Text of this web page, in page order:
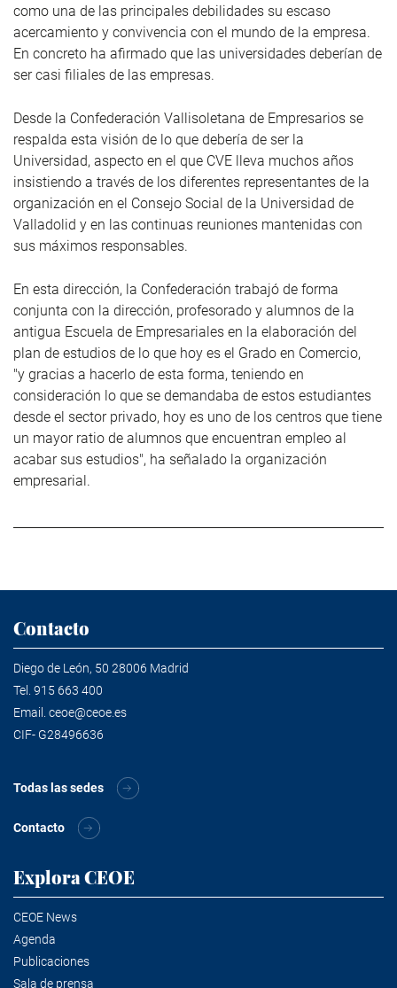
como una de las principales debilidades su escaso
acercamiento y convivencia con el mundo de la empresa.
En concreto ha afirmado que las universidades deberían de
ser casi filiales de las empresas.
Desde la Confederación Vallisoletana de Empresarios se
respalda esta visión de lo que debería de ser la
Universidad, aspecto en el que CVE lleva muchos años
insistiendo a través de los diferentes representantes de la
organización en el Consejo Social de la Universidad de
Valladolid y en las continuas reuniones mantenidas con
sus máximos responsables.
En esta dirección, la Confederación trabajó de forma
conjunta con la dirección, profesorado y alumnos de la
antigua Escuela de Empresariales en la elaboración del
plan de estudios de lo que hoy es el Grado en Comercio,
"y gracias a hacerlo de esta forma, teniendo en
consideración lo que se demandaba de estos estudiantes
desde el sector privado, hoy es uno de los centros que tiene
un mayor ratio de alumnos que encuentran empleo al
acabar sus estudios", ha señalado la organización
empresarial.
Contacto
Diego de León, 50 28006 Madrid
Tel. 915 663 400
Email. ceoe@ceoe.es
CIF- G28496636
Todas las sedes
Contacto
Explora CEOE
CEOE News
Agenda
Publicaciones
Sala de prensa